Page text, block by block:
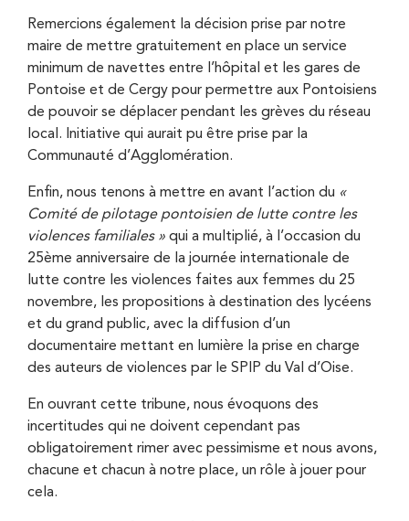
Remercions également la décision prise par notre
maire de mettre gratuitement en place un service
minimum de navettes entre l’hôpital et les gares de
Pontoise et de Cergy pour permettre aux Pontoisiens
de pouvoir se déplacer pendant les grèves du réseau
local. Initiative qui aurait pu être prise par la
Communauté d’Agglomération.
Enfin, nous tenons à mettre en avant l’action du «
Comité de pilotage pontoisien de lutte contre les
violences familiales » qui a multiplié, à l’occasion du
25ème anniversaire de la journée internationale de
lutte contre les violences faites aux femmes du 25
novembre, les propositions à destination des lycéens
et du grand public, avec la diffusion d’un
documentaire mettant en lumière la prise en charge
des auteurs de violences par le SPIP du Val d’Oise.
En ouvrant cette tribune, nous évoquons des
incertitudes qui ne doivent cependant pas
obligatoirement rimer avec pessimisme et nous avons,
chacune et chacun à notre place, un rôle à jouer pour
cela.